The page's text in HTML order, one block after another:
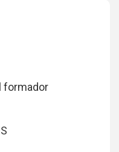
formador